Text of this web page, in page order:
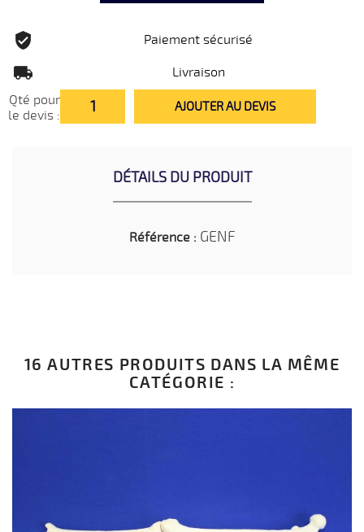
Paiement sécurisé
Livraison
Qté pour
le devis :
AJOUTER AU DEVIS
DÉTAILS DU PRODUIT
Référence : GENF
16 AUTRES PRODUITS DANS LA MÊME
CATÉGORIE :